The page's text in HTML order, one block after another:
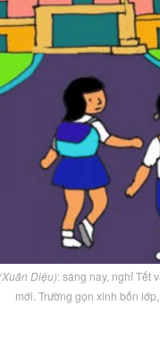
(Xuân Diệu): sáng nay, nghỉ Tết
mới. Trường gọn xinh bốn